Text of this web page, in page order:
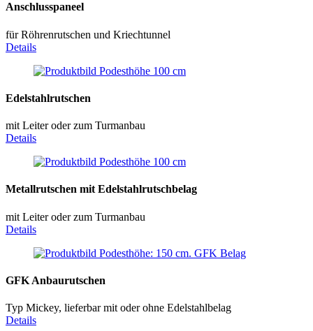
Anschlusspaneel
für Röhrenrutschen und Kriechtunnel
Details
Edelstahlrutschen
mit Leiter oder zum Turmanbau
Details
Metallrutschen mit Edelstahlrutschbelag
mit Leiter oder zum Turmanbau
Details
GFK Anbaurutschen
Typ Mickey, lieferbar mit oder ohne Edelstahlbelag
Details